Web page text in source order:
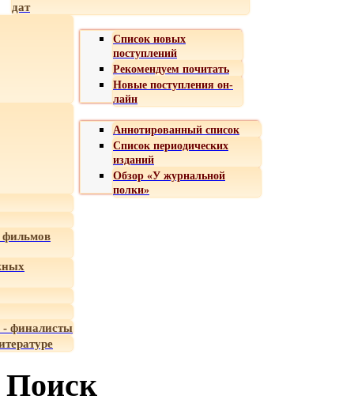
дат
Список новых
поступлений
Рекомендуем почитать
Новые поступления он-
лайн
Аннотированный список
Список периодических
изданий
Обзор «У журнальной
полки»
- финалисты
Поиск